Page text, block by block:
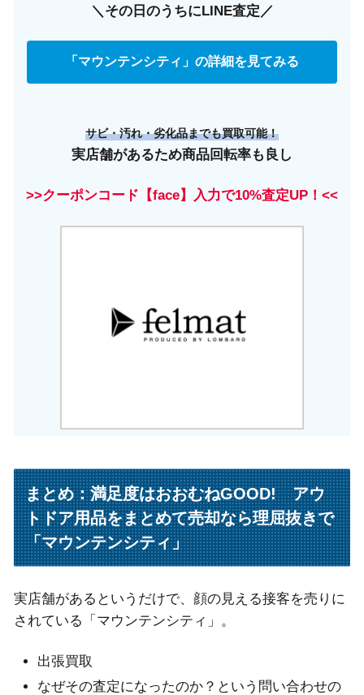
＼その日のうちにLINE査定／
「マウンテンシティ」の詳細を見てみる
サビ・汚れ・劣化品までも買取可能！
実店舗があるため商品回転率も良し
>>クーポンコード【face】入力で10%査定UP！<<
まとめ：満足度はおおむねGOOD! アウ
トドア用品をまとめて売却なら理屈抜きで
「マウンテンシティ」
実店舗があるというだけで、顔の見える接客を売りに
されている「マウンテンシティ」。
出張買取
なぜその査定になったのか？という問い合わせの